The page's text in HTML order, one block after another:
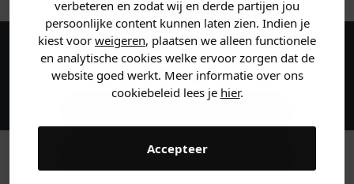
verbeteren en zodat wij en derde partijen jou
persoonlijke content kunnen laten zien. Indien je
kiest voor weigeren, plaatsen we alleen functionele
en analytische cookies welke ervoor zorgen dat de
website goed werkt. Meer informatie over ons
cookiebeleid lees je hier.
Accepteer
Maak een account aan en ontvang 5%
korting op je eerste bestelling!
Heren kleding
Dames kleding
Gewoon rondkijken